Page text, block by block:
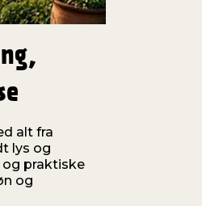
alt fra
lys og
praktiske
og